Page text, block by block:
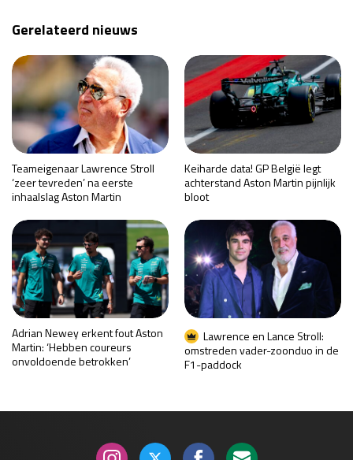
Gerelateerd nieuws
Teameigenaar Lawrence Stroll
‘zeer tevreden’ na eerste
inhaalslag Aston Martin
Keiharde data! GP België legt
achterstand Aston Martin pijnlijk
bloot
Adrian Newey erkent fout Aston
Martin: ‘Hebben coureurs
onvoldoende betrokken’
Lawrence en Lance Stroll:
omstreden vader-zoonduo in de
F1-paddock